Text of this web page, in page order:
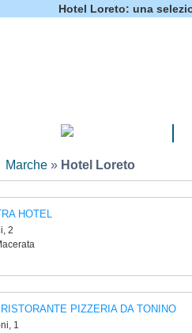
Hotel Loreto: una
Marche» Hotel Loreto
HOTEL
2
PIZZERIA DA TONINO
1